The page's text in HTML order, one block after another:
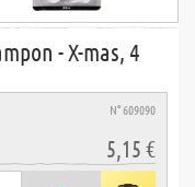
- X-mas, 4
N° 609090
5,15 €